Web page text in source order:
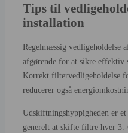
Tips til
installation
Regelmæssig vedligeholdelse
afgørende for at sikre
Korrekt filtervedligeholdelse
reducerer også
Udskiftningshyppigheden er
generelt at skifte filtre hver